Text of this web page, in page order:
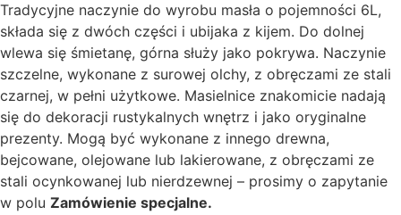
Tradycyjne naczynie do wyrobu masła o pojemności 6L,
składa się z dwóch części i ubijaka z kijem. Do dolnej
wlewa się śmietanę, górna służy jako pokrywa. Naczynie
szczelne, wykonane z surowej olchy, z obręczami ze stali
czarnej, w pełni użytkowe. Masielnice znakomicie nadają
się do dekoracji rustykalnych wnętrz i jako oryginalne
prezenty. Mogą być wykonane z innego drewna,
bejcowane, olejowane lub lakierowane, z obręczami ze
stali ocynkowanej lub nierdzewnej – prosimy o zapytanie
w polu Zamówienie specjalne.